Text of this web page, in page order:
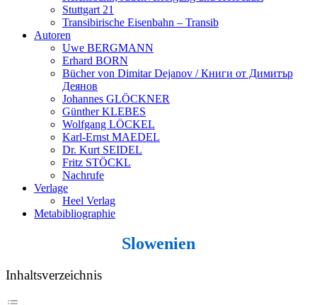
Stuttgart 21
Transibirische Eisenbahn – Transib
Autoren
Uwe BERGMANN
Erhard BORN
Bücher von Dimitar Dejanov / Книги от Димитър
Деянов
Johannes GLÖCKNER
Günther KLEBES
Wolfgang LÖCKEL
Karl-Ernst MAEDEL
Dr. Kurt SEIDEL
Fritz STÖCKL
Nachrufe
Verlage
Heel Verlag
Metabibliographie
Slowenien
Inhaltsverzeichnis